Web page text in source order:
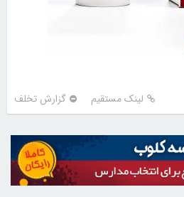
لینک مستقیم گزارش تخلف